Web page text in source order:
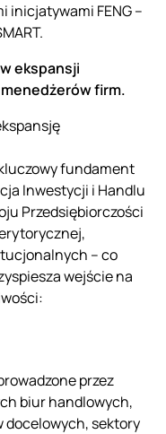
inicjatywami FENG –
ekspansji
firm.
fundament
Inwestycji i Handlu
Przedsiębiorczości
– co
wejście na
przez
biur handlowych,
docelowych, sektory